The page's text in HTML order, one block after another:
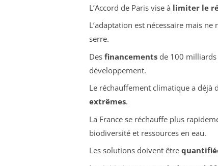
L’Accord de Paris vise à limiter le
L’adaptation est nécessaire mais ne
serre.
Des financementsde 100 milliards
développement.
Le réchauffement climatique a déjà
extrêmes.
La France se réchauffe plus
biodiversité et ressources en eau.
Les solutions doivent être